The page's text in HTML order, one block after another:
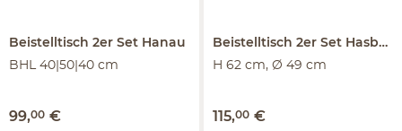
Beistelltisch 2er Set Hanau
BHL 40|50|40 cm
99,00 €
Beistelltisch 2er Set Hasborn
H 62 cm, Ø 49 cm
115,00 €